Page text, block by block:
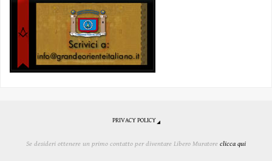
PRIVACY POLICY
Se desideri ottenere un primo contatto per diventare Libero Muratore clicca qui